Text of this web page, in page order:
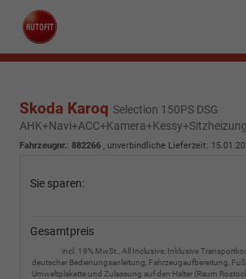
Skoda Karoq Selection 150PS DSG
Fahrzeugnr.: 882266 , unverbindliche Lieferzeit:
Sie sparen:
Gesamtpreis
incl. 19% MwSt., All Inclusive: Inklusive
deutscher Bedienungsanleitung, Fahrzeugaufbereitung,
Umweltplakette und Zulassung auf den Halter (Raum